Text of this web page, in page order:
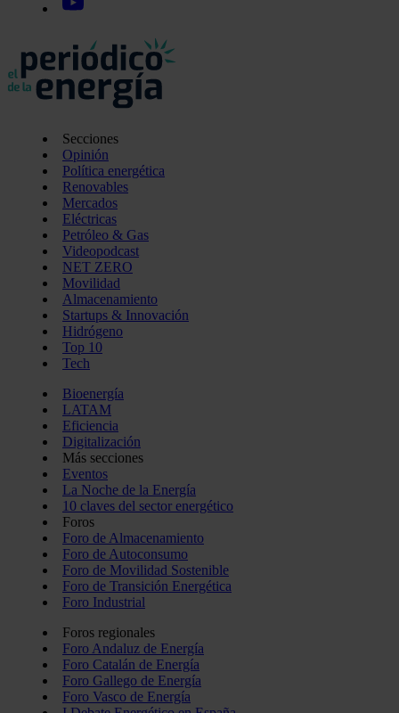
Secciones
Opinión
Política energética
Renovables
Mercados
Eléctricas
Petróleo & Gas
Videopodcast
NET ZERO
Movilidad
Almacenamiento
Startups & Innovación
Hidrógeno
Top 10
Tech
Bioenergía
LATAM
Eficiencia
Digitalización
Más secciones
Eventos
La Noche de la Energía
10 claves del sector energético
Foros
Foro de Almacenamiento
Foro de Autoconsumo
Foro de Movilidad Sostenible
Foro de Transición Energética
Foro Industrial
Foros regionales
Foro Andaluz de Energía
Foro Catalán de Energía
Foro Gallego de Energía
Foro Vasco de Energía